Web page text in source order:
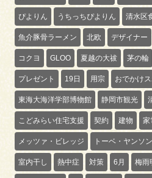
ぴよりん うちっちぴよりん 清水区
魚介豚骨ラーメン 北欧 デザイナー
コクヨ GLOO 夏越の大祓 茅の輪
プレゼント 19日 用宗 おでかけ
東海大海洋学部博物館 静岡市観光
こどみらい住宅支援 契約 建物 家
メッツァ・ビレッジ トーベ・ヤンソン
室内干し 熱中症 対策 6月 梅雨